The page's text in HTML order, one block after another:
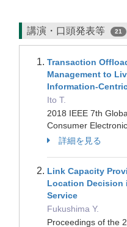
講演・口頭発表等 21
Transaction
Management to
Information-
Ito T.
2018 IEEE 7th
Consumer
詳細を見る
Link Capacity
Location Decision
Service
Fukushima Y.
Proceedings of the